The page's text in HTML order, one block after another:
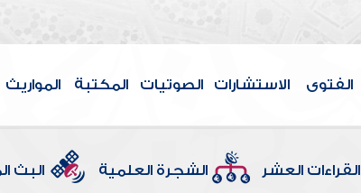
الفتوى الاستشارات الصوتيات المكتبة المواريث
القراءات العشر الشجرة العلمية البث